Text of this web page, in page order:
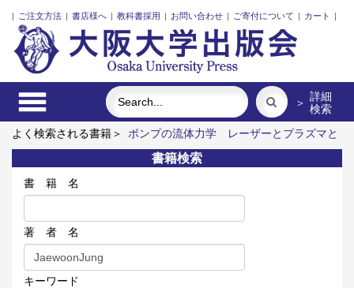
| ご注文方法 | 書店様へ | 教科書採用 | お問い合わせ | ご寄付について | カート |
＞ 詳細
検索
よく検索される書籍＞
ポンプの流体力学
レーザーとプラズマと
粒子ビーム
外国人介護士と働くための異文化理解
固体高分子
形燃料電池要素材料・水素貯蔵材料の知的設計
三人の藤野先
生、その生涯と交流
書籍検索
書 籍 名
著 者 名
キーワード